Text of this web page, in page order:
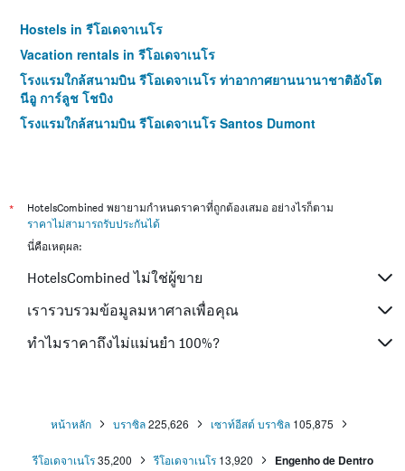
Hostels in รีโอเดจาเนโร
Vacation rentals in รีโอเดจาเนโร
โรงแรมใกล้สนามบิน รีโอเดจาเนโร ท่าอากาศยานนานาชาติอังโต
นีอู การ์ลูช โชบิง
โรงแรมใกล้สนามบิน รีโอเดจาเนโร Santos Dumont
*
HotelsCombined พยายามกำหนดราคาที่ถูกต้องเสมอ อย่างไรก็ตาม
ราคาไม่สามารถรับประกันได้
นี่คือเหตุผล:
HotelsCombined ไม่ใช่ผู้ขาย
เรารวบรวมข้อมูลมหาศาลเพื่อคุณ
ทำไมราคาถึงไม่แม่นยำ 100%?
หน้าหลัก บราซิล 225,626 เซาท์อีสต์ บราซิล 105,875
รีโอเดจาเนโร 35,200 รีโอเดจาเนโร 13,920 Engenho de Dentro